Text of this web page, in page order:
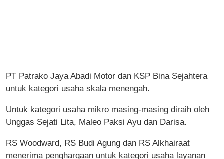
PT Patrako Jaya Abadi Motor dan KSP Bina Sejahtera
untuk kategori usaha skala menengah.
Untuk kategori usaha mikro masing-masing diraih oleh
Unggas Sejati Lita, Maleo Paksi Ayu dan Darisa.
RS Woodward, RS Budi Agung dan RS Alkhairaat
menerima penghargaan untuk kategori usaha layanan